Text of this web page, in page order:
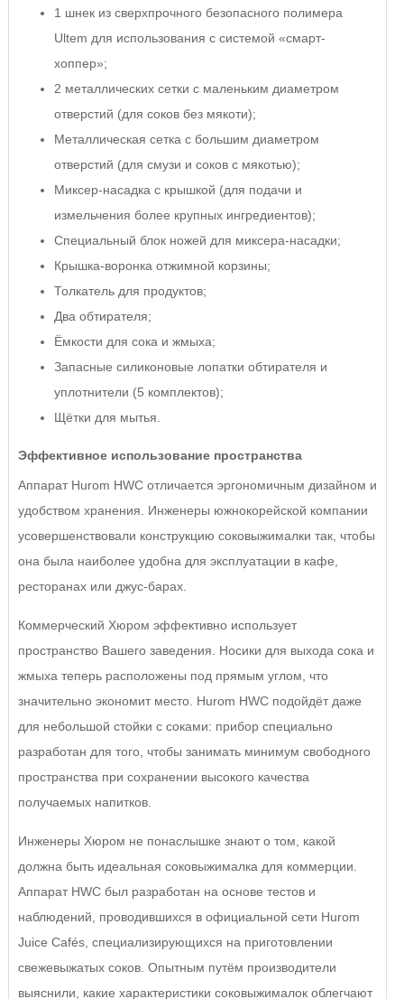
1 шнек из сверхпрочного безопасного полимера
Ultem для использования с системой «смарт-
хоппер»;
2 металлических сетки с маленьким диаметром
отверстий (для соков без мякоти);
Металлическая сетка с большим диаметром
отверстий (для смузи и соков с мякотью);
Миксер-насадка с крышкой (для подачи и
измельчения более крупных ингредиентов);
Специальный блок ножей для миксера-насадки;
Крышка-воронка отжимной корзины;
Толкатель для продуктов;
Два обтирателя;
Ёмкости для сока и жмыха;
Запасные силиконовые лопатки обтирателя и
уплотнители (5 комплектов);
Щётки для мытья.
Эффективное использование пространства
Аппарат Hurom HWC отличается эргономичным дизайном и
удобством хранения. Инженеры южнокорейской компании
усовершенствовали конструкцию соковыжималки так, чтобы
она была наиболее удобна для эксплуатации в кафе,
ресторанах или джус-барах.
Коммерческий Хюром эффективно использует
пространство Вашего заведения. Носики для выхода сока и
жмыха теперь расположены под прямым углом, что
значительно экономит место. Hurom HWC подойдёт даже
для небольшой стойки с соками: прибор специально
разработан для того, чтобы занимать минимум свободного
пространства при сохранении высокого качества
получаемых напитков.
Инженеры Хюром не понаслышке знают о том, какой
должна быть идеальная соковыжималка для коммерции.
Аппарат HWC был разработан на основе тестов и
наблюдений, проводившихся в официальной сети Hurom
Juice Cafés, специализирующихся на приготовлении
свежевыжатых соков. Опытным путём производители
выяснили, какие характеристики соковыжималок облегчают